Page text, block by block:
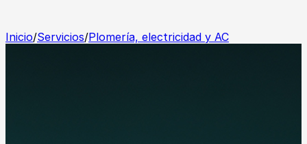
Inicio/Servicios/Plomería, electricidad y AC